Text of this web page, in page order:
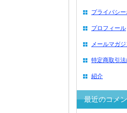
プライバシ
プロフィール
メールマガ
特定商取引
紹介
最近のコメ